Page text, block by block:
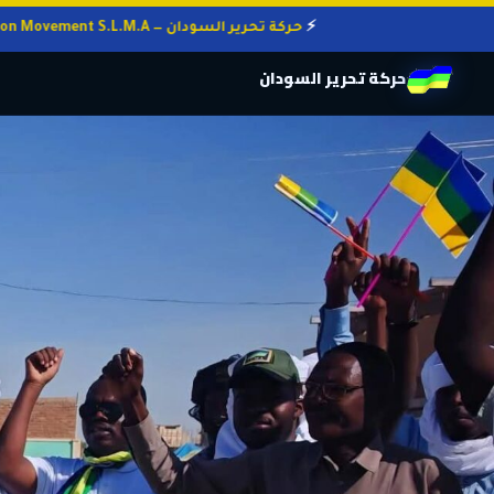
حركة تحرير السودان — Sudan Liberation Movement S.L.M.A
حركة تحرير السودان